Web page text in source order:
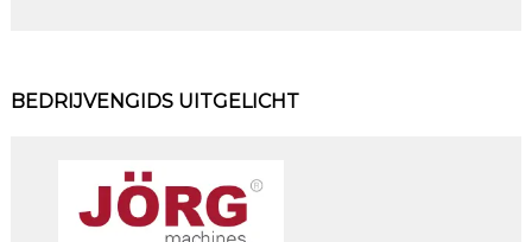
BEDRIJVENGIDS UITGELICHT